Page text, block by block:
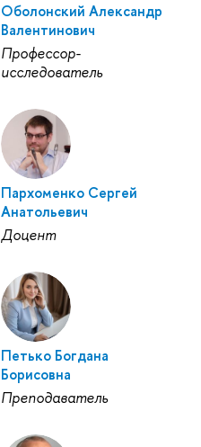
Оболонский Александр
Валентинович
Профессор-
исследователь
Пархоменко Сергей
Анатольевич
Доцент
Петько Богдана
Борисовна
Преподаватель